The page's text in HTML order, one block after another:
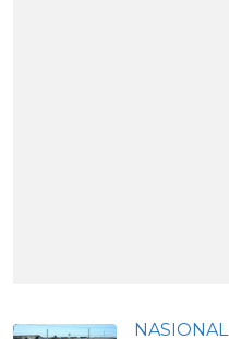
NASIONAL